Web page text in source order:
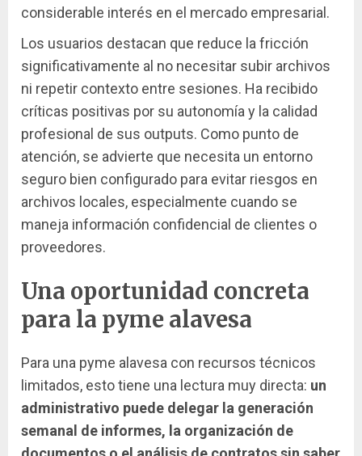
considerable interés en el mercado empresarial.
Los usuarios destacan que reduce la fricción
significativamente al no necesitar subir archivos
ni repetir contexto entre sesiones. Ha recibido
críticas positivas por su autonomía y la calidad
profesional de sus outputs. Como punto de
atención, se advierte que necesita un entorno
seguro bien configurado para evitar riesgos en
archivos locales, especialmente cuando se
maneja información confidencial de clientes o
proveedores.
Una oportunidad concreta
para la pyme alavesa
Para una pyme alavesa con recursos técnicos
limitados, esto tiene una lectura muy directa: un
administrativo puede delegar la generación
semanal de informes, la organización de